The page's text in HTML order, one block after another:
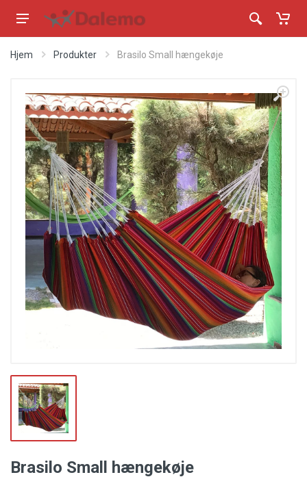
Hjem Produkter Brasilo Small hængekøje
Brasilo Small hængekøje